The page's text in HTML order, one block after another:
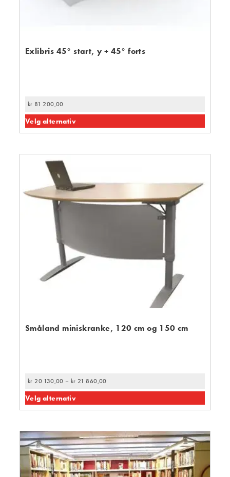
Exlibris 45° start, y + 45° forts
kr 81 200,00
Velg alternativ
Småland miniskranke, 120 cm og 150 cm
kr 20 130,00 – kr 21 860,00
Velg alternativ